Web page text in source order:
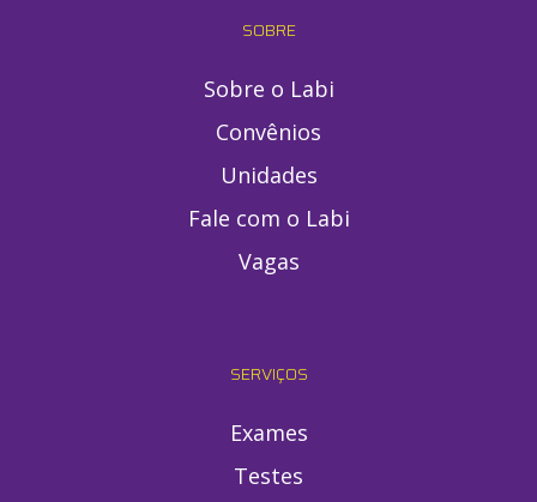
SOBRE
Sobre o Labi
Convênios
Unidades
Fale com o Labi
Vagas
SERVIÇOS
Exames
Testes